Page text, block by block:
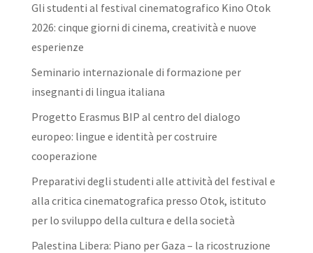
Gli studenti al festival cinematografico Kino Otok
2026: cinque giorni di cinema, creatività e nuove
esperienze
Seminario internazionale di formazione per
insegnanti di lingua italiana
Progetto Erasmus BIP al centro del dialogo
europeo: lingue e identità per costruire
cooperazione
Preparativi degli studenti alle attività del festival e
alla critica cinematografica presso Otok, istituto
per lo sviluppo della cultura e della società
Palestina Libera: Piano per Gaza – la ricostruzione